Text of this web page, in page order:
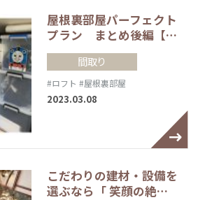
屋根裏部屋パーフェクト
プラン まとめ後編【…
間取り
#ロフト #屋根裏部屋
2023.03.08
こだわりの建材・設備を
選ぶなら「 笑顔の絶…